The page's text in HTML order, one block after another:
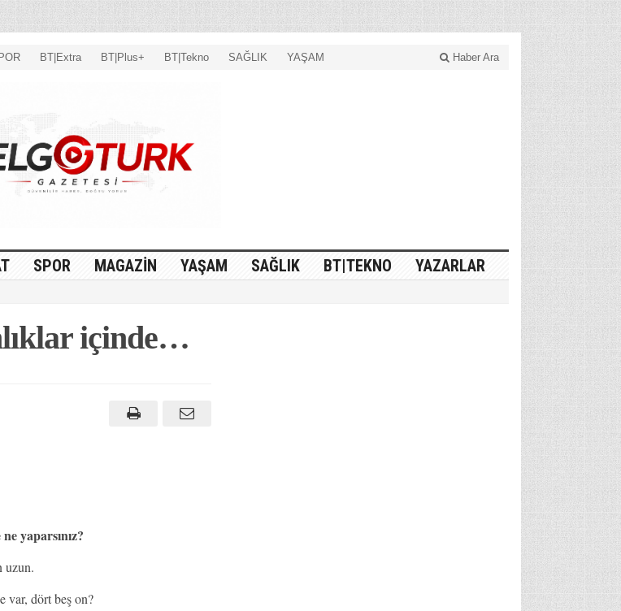
BT|Extra BT|Plus+ BT|Tekno SAĞLIK YAŞAM Haber Ara
SPOR MAGAZİN YAŞAM SAĞLIK BT|TEKNO YAZARLAR
içinde…
yaparsınız?
uzun.
var, dört beş on?